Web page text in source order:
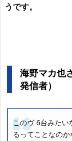
うです。
海野マカ也
発信者）
このヴ 6台みたい
るってことなのか